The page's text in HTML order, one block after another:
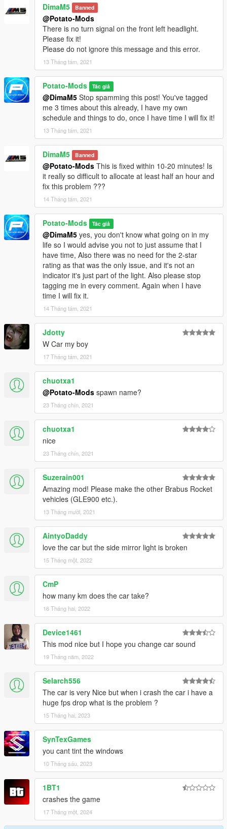
DimaM5 Banned
@Potato-Mods
There is no turn signal on the front left headlight.
Please fix it!
Please do not ignore this message and this error.
13 Tháng tám, 2021
Potato-Mods Tác giả
@DimaM5 Stop spamming this post! You've tagged
me 3 times about this already, I have my own
schedule and things to do, once I have time I will fix it!
13 Tháng tám, 2021
DimaM5 Banned
@Potato-Mods This is fixed within 10-20 minutes! Is
it really so difficult to allocate at least half an hour and
fix this problem ???
14 Tháng tám, 2021
Potato-Mods Tác giả
@DimaM5 yes, you don't know what going on in my
life so I would advise you not to just assume that I
have time, Also there was no need for the 2-star
rating as that was the only issue, and it's not an
indicator it's just part of the light. Also please stop
tagging me in every comment. Again when I have
time I will fix it.
14 Tháng tám, 2021
Jdotty
W Car my boy
17 Tháng tám, 2021
chuotxa1
@Potato-Mods spawn name?
23 Tháng chín, 2021
chuotxa1
nice
23 Tháng chín, 2021
Suzerain001
Amazing mod! Please make the other Brabus Rocket
vehicles (GLE900 etc.).
13 Tháng mười, 2021
AintyoDaddy
love the car but the side mirror light is broken
15 Tháng một, 2022
CmP
how many km does the car take?
16 Tháng hai, 2022
Device1461
This mod nice but I hope you change car sound
19 Tháng năm, 2022
Selarch556
The car is very Nice but when i crash the car i have a
huge fps drop what is the problem ?
15 Tháng hai, 2023
SynTexGames
you cant tint the windows
10 Tháng sáu, 2023
1BT1
crashes the game
17 Tháng một, 2024